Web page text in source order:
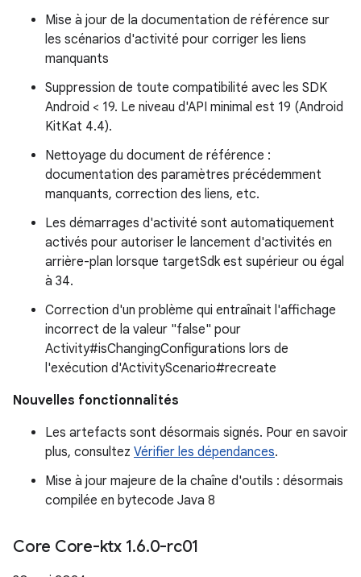
Mise à jour de la documentation de référence sur
les scénarios d'activité pour corriger les liens
manquants
Suppression de toute compatibilité avec les SDK
Android < 19. Le niveau d'API minimal est 19 (Android
KitKat 4.4).
Nettoyage du document de référence :
documentation des paramètres précédemment
manquants, correction des liens, etc.
Les démarrages d'activité sont automatiquement
activés pour autoriser le lancement d'activités en
arrière-plan lorsque targetSdk est supérieur ou égal
à 34.
Correction d'un problème qui entraînait l'affichage
incorrect de la valeur "false" pour
Activity#isChangingConfigurations lors de
l'exécution d'ActivityScenario#recreate
Nouvelles fonctionnalités
Les artefacts sont désormais signés. Pour en savoir
plus, consultez Vérifier les dépendances.
Mise à jour majeure de la chaîne d'outils : désormais
compilée en bytecode Java 8
Core Core-ktx 1.6.0-rc01